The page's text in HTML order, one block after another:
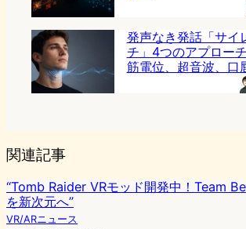
発声なき発話「サイ
チ」4つのアプロー
筋電位、超音波、口
関連記事
“Tomb Raider VRモッド開発中！Team
を新次元へ”
VR/ARニュース